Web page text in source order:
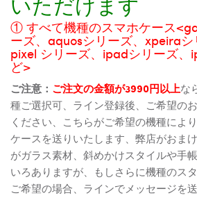
① すべて機種のスマホケース
ーズ、aquosシリーズ、xpeira
pixel シリーズ、ipadシリーズ、
ど>
ご注意： ご注文の金額が3990円以上な
種ご選択可、ライン登録後、ご希望の
ください、こちらがご希望の機種によ
ケースを送りいたします、弊店がおま
がガラス素材、斜めかけスタイルや手
いろありますが、もしさらに機種のス
ご希望の場合、ラインでメッセージを